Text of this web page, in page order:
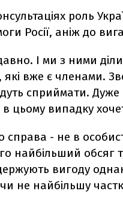
роль
Росії, аніж до
І ми з ними
вже є членами.
сприймати. Дуже
в цьому випадку
- не в
найбільший обсяг
вигоду
не найбільшу